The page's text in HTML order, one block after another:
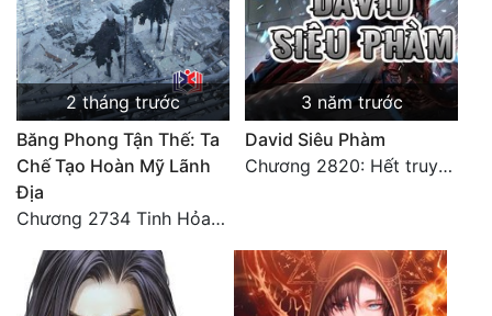
2 tháng trước
Băng Phong Tận Thế: Ta
Chế Tạo Hoàn Mỹ Lãnh
Địa
Chương 2734 Tinh Hỏa (Đại kết cục) (2)
3 năm trước
David Siêu Phàm
Chương 2820: Hết truyện (3)